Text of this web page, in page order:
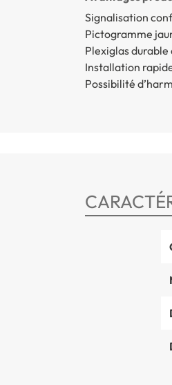
Signalisation
Pictogramme
Plexiglas
Installation
Possibilité